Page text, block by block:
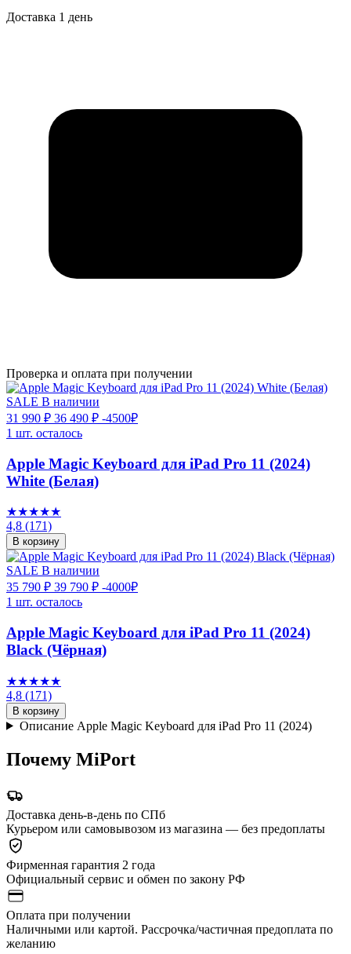
Доставка 1 день
Проверка и оплата при получении
SALE В наличии
31 990 ₽ 36 490 ₽ -4500₽
1 шт. осталось
Apple Magic Keyboard для iPad Pro 11 (2024)
White (Белая)
★★★★★
4,8 (171)
В корзину
SALE В наличии
35 790 ₽ 39 790 ₽ -4000₽
1 шт. осталось
Apple Magic Keyboard для iPad Pro 11 (2024)
Black (Чёрная)
★★★★★
4,8 (171)
В корзину
Описание Apple Magic Keyboard для iPad Pro 11 (2024)
Почему MiPort
Доставка день-в-день по СПб
Курьером или самовывозом из магазина — без предоплаты
Фирменная гарантия 2 года
Официальный сервис и обмен по закону РФ
Оплата при получении
Наличными или картой. Рассрочка/частичная предоплата по
желанию